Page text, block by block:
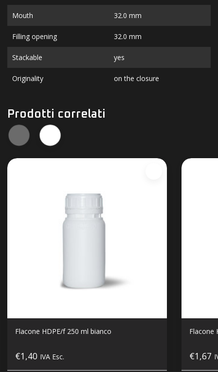
Mouth 32.0 mm
Filling opening 32.0 mm
Stackable yes
Originality on the closure
Prodotti correlati
Flacone HDPE/f 250 ml bianco
€1,40 IVA Esc.
Flacone
€1,67